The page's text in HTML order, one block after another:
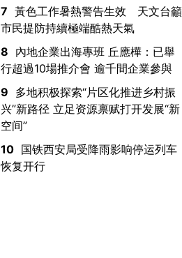
7 黃色工作暑熱警告生效 天文台籲
市民提防持續極端酷熱天氣
8 內地企業出海專班 丘應樺：已舉
行超過10場推介會 逾千間企業參與
9 多地积极探索“片区化推进乡村振
兴”新路径 立足资源禀赋打开发展“新
空间”
10 国铁西安局受降雨影响停运列车
恢复开行